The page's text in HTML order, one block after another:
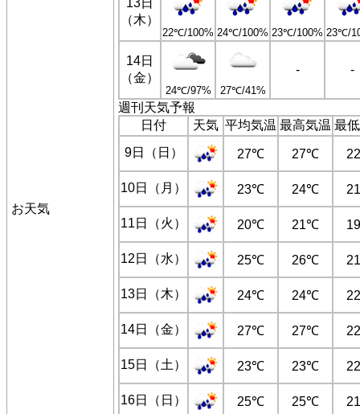
お天気
13日
（木）
22℃/100% 24℃/100% 23℃/100% 23℃/
14日
（金）
24℃/97% 27℃/41%
- -
週刊天気予報
日付
天気 平均気温 最高気温 最
9日（日）
27℃ 27℃
10日（月） 23℃ 24℃
11日（火） 20℃ 21℃
12日（水） 25℃ 26℃
13日（木） 24℃ 24℃
14日（金） 27℃ 27℃
15日（土） 23℃ 23℃
16日（日） 25℃ 25℃